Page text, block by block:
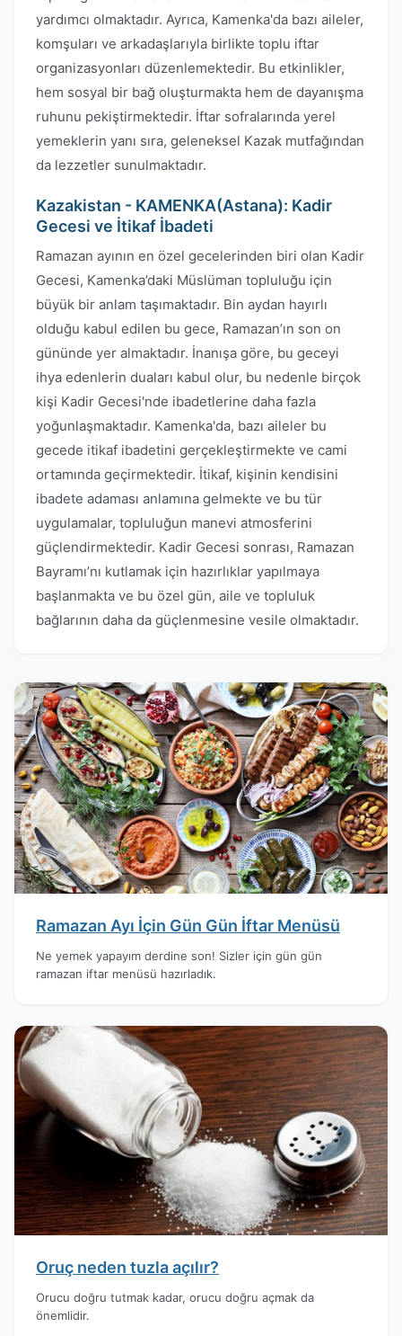
yardımcı olmaktadır. Ayrıca, Kamenka'da bazı aileler,
komşuları ve arkadaşlarıyla birlikte toplu iftar
organizasyonları düzenlemektedir. Bu etkinlikler,
hem sosyal bir bağ oluşturmakta hem de dayanışma
ruhunu pekiştirmektedir. İftar sofralarında yerel
yemeklerin yanı sıra, geleneksel Kazak mutfağından
da lezzetler sunulmaktadır.
Kazakistan - KAMENKA(Astana): Kadir
Gecesi ve İtikaf İbadeti
Ramazan ayının en özel gecelerinden biri olan Kadir
Gecesi, Kamenka’daki Müslüman topluluğu için
büyük bir anlam taşımaktadır. Bin aydan hayırlı
olduğu kabul edilen bu gece, Ramazan’ın son on
gününde yer almaktadır. İnanışa göre, bu geceyi
ihya edenlerin duaları kabul olur, bu nedenle birçok
kişi Kadir Gecesi'nde ibadetlerine daha fazla
yoğunlaşmaktadır. Kamenka'da, bazı aileler bu
gecede itikaf ibadetini gerçekleştirmekte ve cami
ortamında geçirmektedir. İtikaf, kişinin kendisini
ibadete adaması anlamına gelmekte ve bu tür
uygulamalar, topluluğun manevi atmosferini
güçlendirmektedir. Kadir Gecesi sonrası, Ramazan
Bayramı’nı kutlamak için hazırlıklar yapılmaya
başlanmakta ve bu özel gün, aile ve topluluk
bağlarının daha da güçlenmesine vesile olmaktadır.
Ramazan Ayı İçin Gün Gün İftar Menüsü
Ne yemek yapayım derdine son! Sizler için gün gün
ramazan iftar menüsü hazırladık.
Oruç neden tuzla açılır?
Orucu doğru tutmak kadar, orucu doğru açmak da
önemlidir.